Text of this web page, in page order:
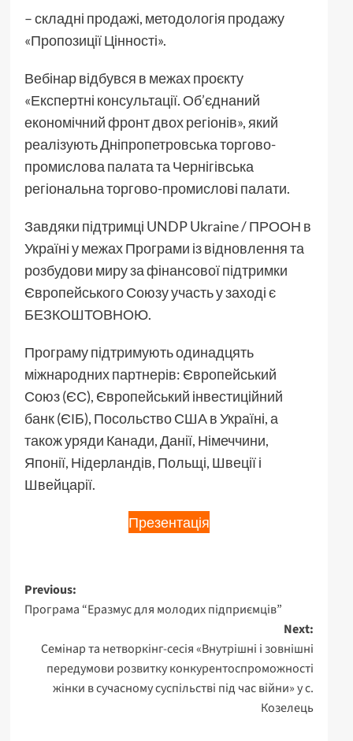
– складні продажі, методологія продажу
«Пропозиції Цінності».
Вебінар відбувся в межах проєкту
«Експертні консультації. Об’єднаний
економічний фронт двох регіонів», який
реалізують Дніпропетровська торгово-
промислова палата та Чернігівська
регіональна торгово-промислові палати.
Завдяки підтримці UNDP Ukraine / ПРООН в
Україні у межах Програми із відновлення та
розбудови миру за фінансової підтримки
Європейського Союзу участь у заході є
БЕЗКОШТОВНОЮ.
Програму підтримують одинадцять
міжнародних партнерів: Європейський
Союз (ЄС), Європейський інвестиційний
банк (ЄІБ), Посольство США в Україні, а
також уряди Канади, Данії, Німеччини,
Японії, Нідерландів, Польщі, Швеції і
Швейцарії.
Презентація
Post
navigation
Previous:
Програма “Еразмус для молодих підприємців”
Next:
Семінар та нетворкінг-сесія «Внутрішні і зовнішні
передумови розвитку конкурентоспроможності
жінки в сучасному суспільстві під час війни» у с.
Козелець